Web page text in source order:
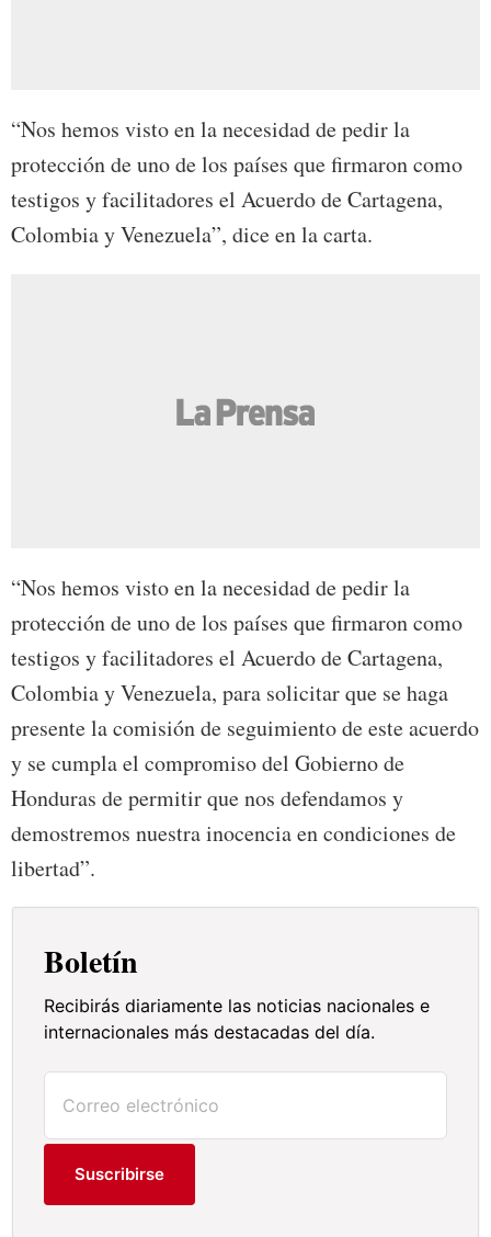
“Nos hemos visto en la necesidad de pedir la
protección de uno de los países que firmaron como
testigos y facilitadores el Acuerdo de Cartagena,
Colombia y Venezuela”, dice en la carta.
“Nos hemos visto en la necesidad de pedir la
protección de uno de los países que firmaron como
testigos y facilitadores el Acuerdo de Cartagena,
Colombia y Venezuela, para solicitar que se haga
presente la comisión de seguimiento de este acuerdo
y se cumpla el compromiso del Gobierno de
Honduras de permitir que nos defendamos y
demostremos nuestra inocencia en condiciones de
libertad”.
Boletín
Recibirás diariamente las noticias nacionales e
internacionales más destacadas del día.
Suscribirse